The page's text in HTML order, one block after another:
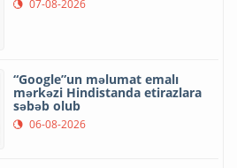
07-08-2026
“Google”un məlumat emalı
mərkəzi Hindistanda etirazlara
səbəb olub
06-08-2026